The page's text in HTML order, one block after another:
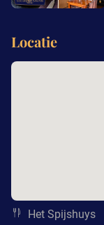
Locatie
Het Spijshuys